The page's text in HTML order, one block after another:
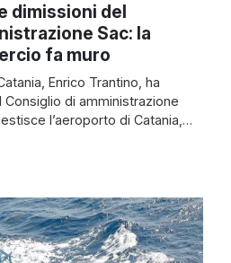
dimissioni del
Sac: la
fa muro
Enrico Trantino, ha
di amministrazione
l’aeroporto di Catania,
nello scalo. Trantino chiede